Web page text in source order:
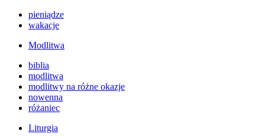
pieniądze
wakacje
Modlitwa
biblia
modlitwa
modlitwy na różne okazje
nowenna
różaniec
Liturgia